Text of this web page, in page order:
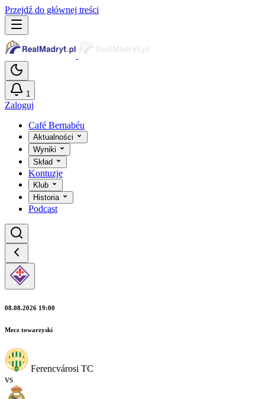
Przejdź do głównej treści
1
Zaloguj
Café Bernabéu
Aktualności
Wyniki
Skład
Kontuzje
Klub
Historia
Podcast
08.08.2026 19:00
Mecz towarzyski
Ferencvárosi TC
vs